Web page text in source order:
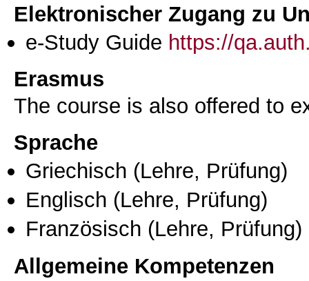
Elektronischer Zugang zu
e-Study Guide https://
Erasmus
The course is also offered to
Sprache
Griechisch (Lehre, Prüfung)
Englisch (Lehre, Prüfung)
Französisch (Lehre, Prüfung)
Allgemeine Kompetenzen